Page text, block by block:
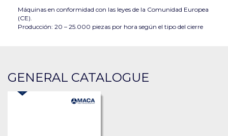
Máquinas en conformidad con las leyes de la Comunidad Europea
(CE).
Producción: 20 – 25.000 piezas por hora según el tipo del cierre
GENERAL CATALOGUE